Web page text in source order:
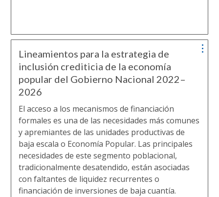
Lineamientos para la estrategia de
inclusión crediticia de la economía
popular del Gobierno Nacional 2022–
2026
El acceso a los mecanismos de financiación
formales es una de las necesidades más comunes
y apremiantes de las unidades productivas de
baja escala o Economía Popular. Las principales
necesidades de este segmento poblacional,
tradicionalmente desatendido, están asociadas
con faltantes de liquidez recurrentes o
financiación de inversiones de baja cuantía.